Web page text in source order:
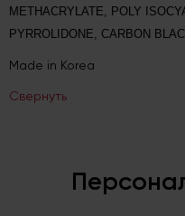
METHACRYLATE, POLY
PYRROLIDONE, CARBON
Made in Korea
Свернуть